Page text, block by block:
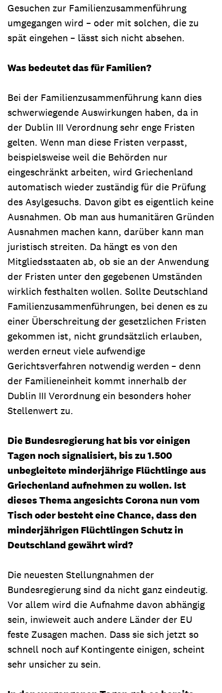
Gesuchen zur Familienzusammenführung
umgegangen wird – oder mit solchen, die zu
spät eingehen – lässt sich nicht absehen.
Was bedeutet das für Familien?
Bei der Familienzusammenführung kann dies
schwerwiegende Auswirkungen haben, da in
der Dublin III Verordnung sehr enge Fristen
gelten. Wenn man diese Fristen verpasst,
beispielsweise weil die Behörden nur
eingeschränkt arbeiten, wird Griechenland
automatisch wieder zuständig für die Prüfung
des Asylgesuchs. Davon gibt es eigentlich keine
Ausnahmen. Ob man aus humanitären Gründen
Ausnahmen machen kann, darüber kann man
juristisch streiten. Da hängt es von den
Mitgliedsstaaten ab, ob sie an der Anwendung
der Fristen unter den gegebenen Umständen
wirklich festhalten wollen. Sollte Deutschland
Familienzusammenführungen, bei denen es zu
einer Überschreitung der gesetzlichen Fristen
gekommen ist, nicht grundsätzlich erlauben,
werden erneut viele aufwendige
Gerichtsverfahren notwendig werden – denn
der Familieneinheit kommt innerhalb der
Dublin III Verordnung ein besonders hoher
Stellenwert zu.
Die Bundesregierung hat bis vor einigen
Tagen noch signalisiert, bis zu 1.500
unbegleitete minderjährige Flüchtlinge aus
Griechenland aufnehmen zu wollen. Ist
dieses Thema angesichts Corona nun vom
Tisch oder besteht eine Chance, dass den
minderjährigen Flüchtlingen Schutz in
Deutschland gewährt wird?
Die neuesten Stellungnahmen der
Bundesregierung sind da nicht ganz eindeutig.
Vor allem wird die Aufnahme davon abhängig
sein, inwieweit auch andere Länder der EU
feste Zusagen machen. Dass sie sich jetzt so
schnell noch auf Kontingente einigen, scheint
sehr unsicher zu sein.